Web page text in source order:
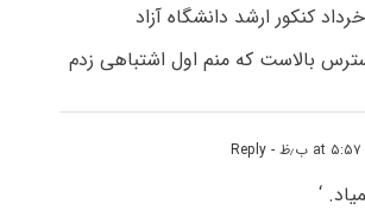
هست و ۵و۶ خرداد کنکور ارشد دانشگاه آزاد
بالاست که منم اول اشتباهی زدم
- Reply
‘